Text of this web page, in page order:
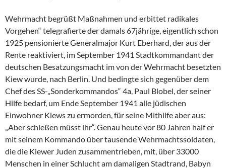
Wehrmacht begrüßt Maßnahmen und erbittet radikales
Vorgehen“ telegrafierte der damals 67jährige, eigentlich schon
1925 pensionierte Generalmajor Kurt Eberhard, der aus der
Rente reaktiviert, im September 1941 Stadtkommandant der
deutschen Besatzungsmacht im von der Wehrmacht besetzten
Kiew wurde, nach Berlin. Und bedingte sich gegenüber dem
Chef des SS-„Sonderkommandos“ 4a, Paul Blobel, der seiner
Hilfe bedarf, um Ende September 1941 alle jüdischen
Einwohner Kiews zu ermorden, für seine Mithilfe aber aus:
„Aber schießen müsst ihr“. Genau heute vor 80 Jahren half er
mit seinem Kommando über tausende Wehrmachtssoldaten,
die die Kiewer Juden zusammentrieben, mit, über 33000
Menschen in einer Schlucht am damaligen Stadtrand, Babyn